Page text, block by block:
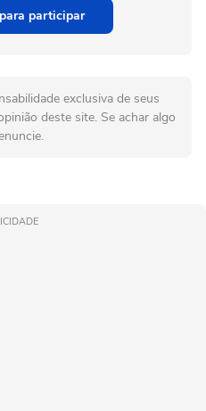
participar
exclusiva de seus
deste site. Se achar algo